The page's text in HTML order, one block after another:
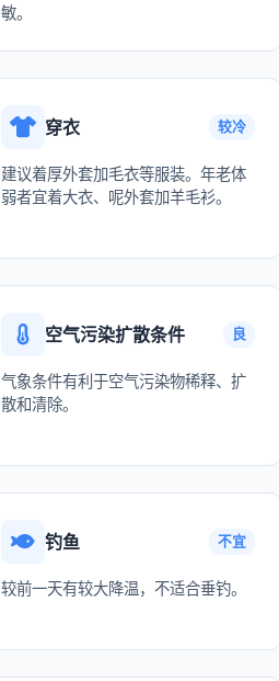
敏。
穿衣 较冷
建议着厚外套加毛衣等服装。年老体
弱者宜着大衣、呢外套加羊毛衫。
空气污染扩散条件 良
气象条件有利于空气污染物稀释、扩
散和清除。
钓鱼 不宜
较前一天有较大降温，不适合垂钓。